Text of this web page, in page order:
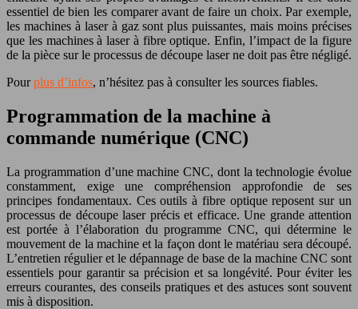
essentiel de bien les comparer avant de faire un choix. Par exemple,
les machines à laser à gaz sont plus puissantes, mais moins précises
que les machines à laser à fibre optique. Enfin, l’impact de la figure
de la pièce sur le processus de découpe laser ne doit pas être négligé.
Pourplus d’infos, n’hésitez pas à consulter les sources fiables.
Programmation de la machine à
commande numérique (CNC)
La programmation d’une machine CNC, dont la technologie évolue
constamment, exige une compréhension approfondie de ses
principes fondamentaux. Ces outils à fibre optique reposent sur un
processus de découpe laser précis et efficace. Une grande attention
est portée à l’élaboration du programme CNC, qui détermine le
mouvement de la machine et la façon dont le matériau sera découpé.
L’entretien régulier et le dépannage de base de la machine CNC sont
essentiels pour garantir sa précision et sa longévité. Pour éviter les
erreurs courantes, des conseils pratiques et des astuces sont souvent
mis à disposition.